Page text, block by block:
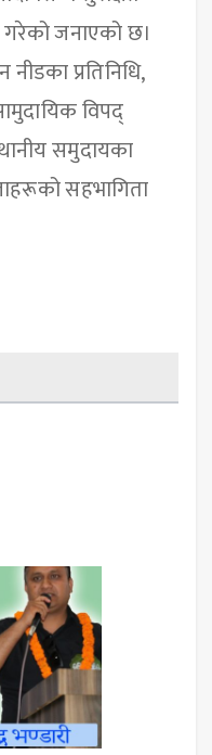
जनाएको छ।
प्रतिनिधि,
विपद्
समुदायका
सहभागिता